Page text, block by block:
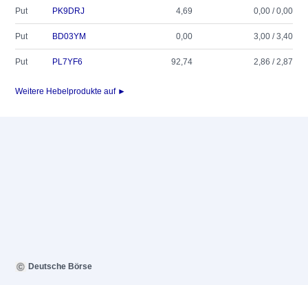
Put PK9DRJ 4,69 0,00 / 0,00
Put BD03YM 0,00 3,00 / 3,40
Put PL7YF6 92,74 2,86 / 2,87
Weitere Hebelprodukte auf ►
Deutsche Börse